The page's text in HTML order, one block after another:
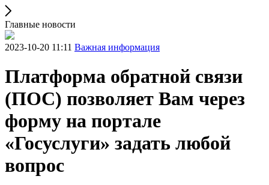
Главные новости
2023-10-20 11:11 Важная информация
Платформа обратной связи
(ПОС) позволяет Вам через
форму на портале
«Госуслуги» задать любой
вопрос